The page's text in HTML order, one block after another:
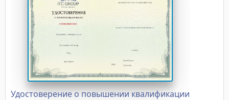
Удостоверение о повышении квалификации